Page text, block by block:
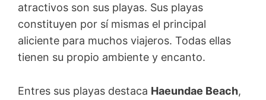
atractivos son sus playas. Sus playas
constituyen por sí mismas el principal
aliciente para muchos viajeros. Todas ellas
tienen su propio ambiente y encanto.
Entres sus playas destaca Haeundae Beach,